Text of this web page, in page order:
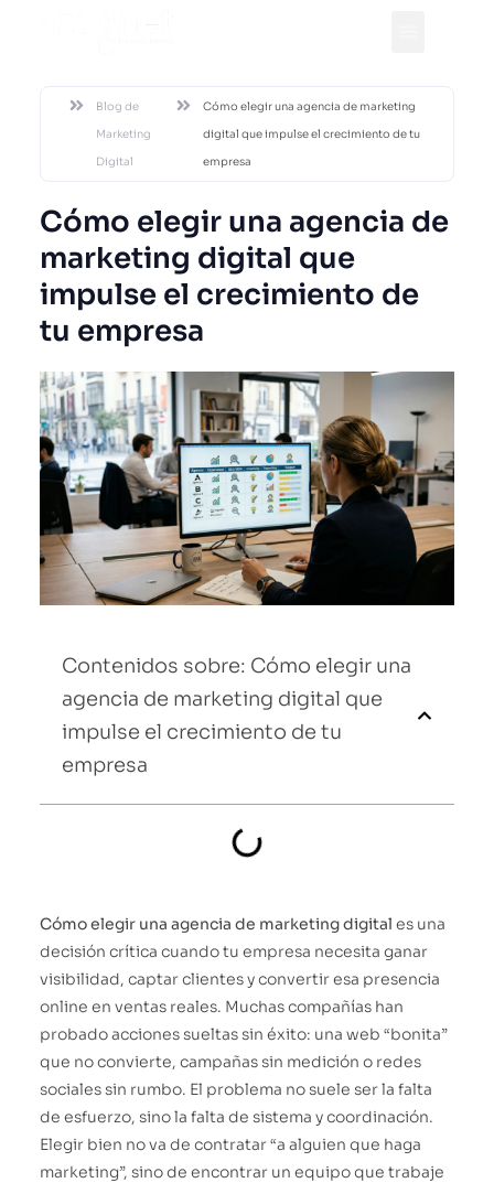
Blog de
Marketing
Digital
Cómo elegir una agencia de marketing
digital que impulse el crecimiento de tu
empresa
Cómo elegir una agencia de
marketing digital que
impulse el crecimiento de
tu empresa
Contenidos sobre: Cómo elegir una
agencia de marketing digital que
impulse el crecimiento de tu
empresa
Cómo elegir una agencia de marketing digital es una
decisión crítica cuando tu empresa necesita ganar
visibilidad, captar clientes y convertir esa presencia
online en ventas reales. Muchas compañías han
probado acciones sueltas sin éxito: una web “bonita”
que no convierte, campañas sin medición o redes
sociales sin rumbo. El problema no suele ser la falta
de esfuerzo, sino la falta de sistema y coordinación.
Elegir bien no va de contratar “a alguien que haga
marketing”, sino de encontrar un equipo que trabaje